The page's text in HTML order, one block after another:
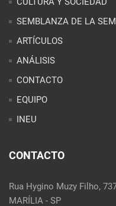
EQUIPO
INEU
CONTACTO
MARÍLIA - SP
Idioma
REDES SOCIALES